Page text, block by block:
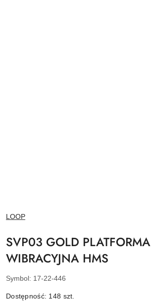
NAZWA
PRODUCENTA:
LOOP
SVP03 GOLD PLATFORMA
WIBRACYJNA HMS
Symbol: 17-22-446
Dostępność: 148 szt.